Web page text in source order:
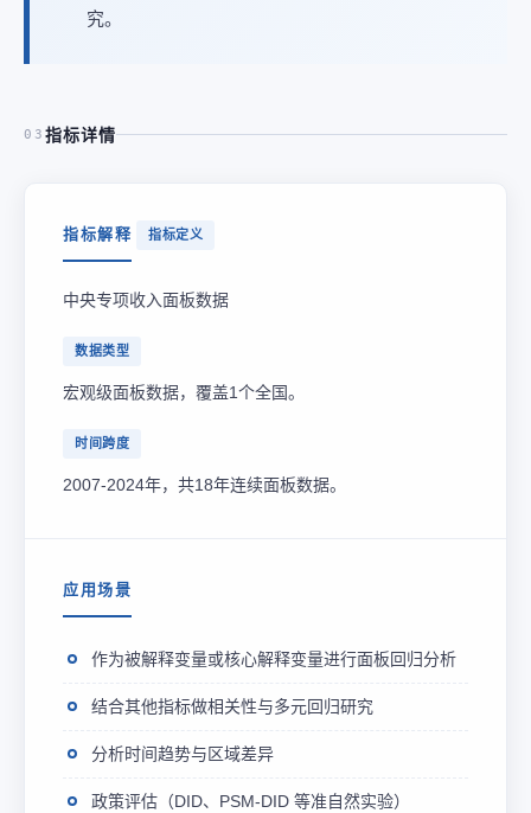
究。
03 指标详情
指标解释 指标定义
中央专项收入面板数据
数据类型
宏观级面板数据，覆盖1个全国。
时间跨度
2007-2024年，共18年连续面板数据。
应用场景
作为被解释变量或核心解释变量进行面板回归分析
结合其他指标做相关性与多元回归研究
分析时间趋势与区域差异
政策评估（DID、PSM-DID 等准自然实验）